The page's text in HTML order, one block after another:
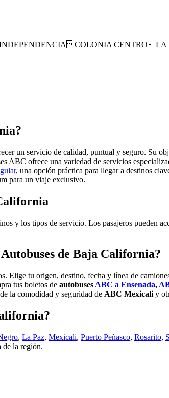
INDEPENDENCIA COLONIA CENTRO
un servicio de calidad, puntual y seguro. Su
ABC ofrece una variedad de servicios
, una opción práctica para llegar a destinos
para un viaje exclusivo.
y los tipos de servicio. Los pasajeros pueden
de Baja California?
Elige tu origen, destino, fecha y línea de
tus boletos de autobuses ABC a Ensenada,
la comodidad y seguridad de ABC Mexicali y
, La Paz, Mexicali, Puerto Peñasco, Rosarito,
de la región.